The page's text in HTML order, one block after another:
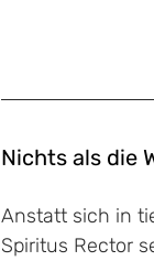
Nichts als die
Anstatt sich in
Spiritus Rector